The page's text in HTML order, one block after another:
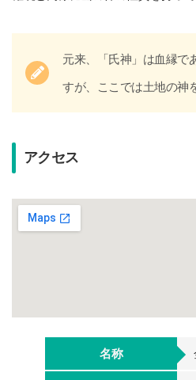
元来、「氏神」は血縁で
すが、ここでは土地の神
アクセス
名称